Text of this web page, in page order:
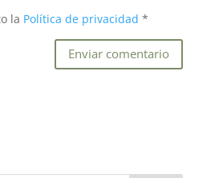
la Política de privacidad *